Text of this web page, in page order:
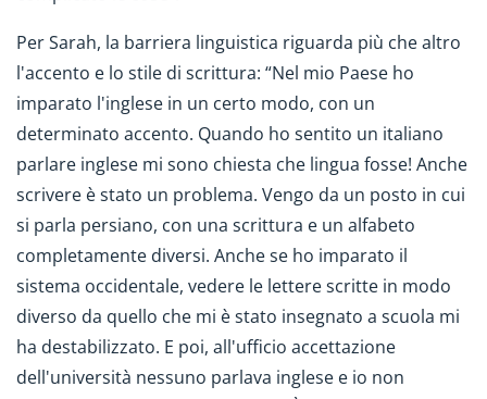
Per Sarah, la barriera linguistica riguarda più che altro
l'accento e lo stile di scrittura: “Nel mio Paese ho
imparato l'inglese in un certo modo, con un
determinato accento. Quando ho sentito un italiano
parlare inglese mi sono chiesta che lingua fosse! Anche
scrivere è stato un problema. Vengo da un posto in cui
si parla persiano, con una scrittura e un alfabeto
completamente diversi. Anche se ho imparato il
sistema occidentale, vedere le lettere scritte in modo
diverso da quello che mi è stato insegnato a scuola mi
ha destabilizzato. E poi, all'ufficio accettazione
dell'università nessuno parlava inglese e io non